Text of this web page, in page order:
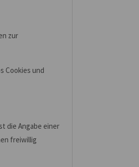
zur
Cookies und
die Angabe einer
freiwillig